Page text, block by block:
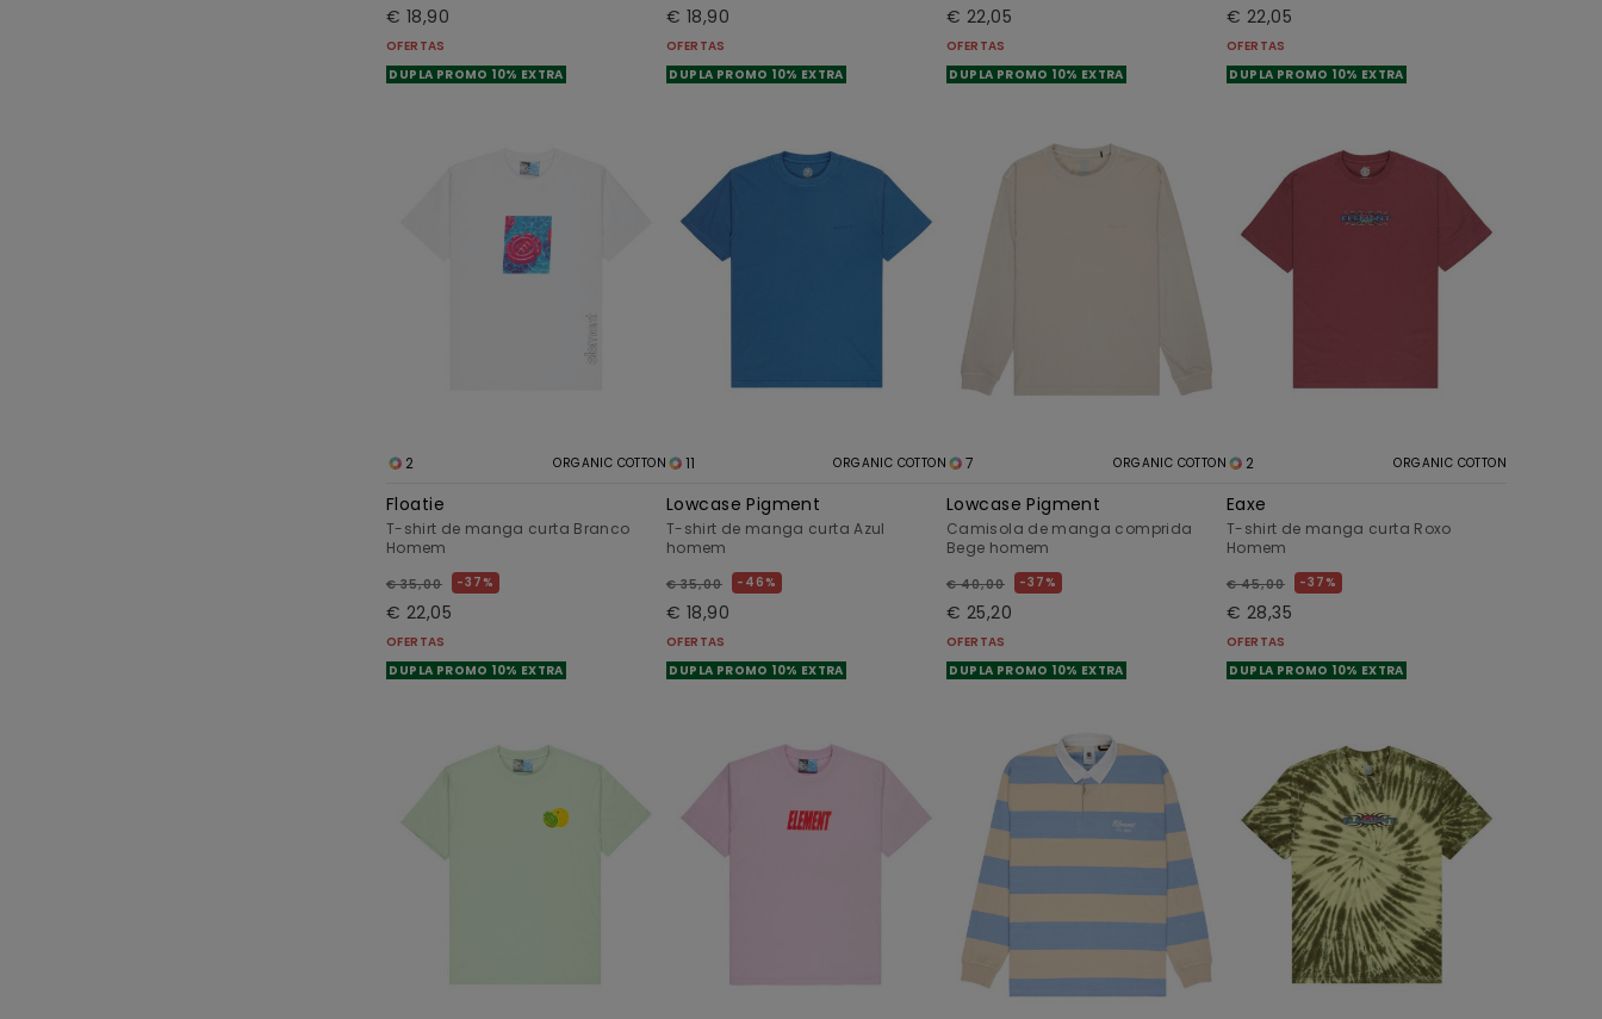
€ 18,90
OFERTAS
DUPLA PROMO 10% EXTRA
€ 18,90
OFERTAS
DUPLA PROMO 10% EXTRA
€ 22,05
OFERTAS
DUPLA PROMO 10% EXTRA
€ 22,05
OFERTAS
DUPLA PROMO 10% EXTRA
2 ORGANIC COTTON
Floatie
T-shirt de manga curta Branco
Homem
€ 35,00 37%
€ 22,05
OFERTAS
DUPLA PROMO 10% EXTRA
11 ORGANIC COTTON
Lowcase Pigment
T-shirt de manga curta Azul
homem
€ 35,00 46%
€ 18,90
OFERTAS
DUPLA PROMO 10% EXTRA
7 ORGANIC COTTON
Lowcase Pigment
Camisola de manga comprida
Bege homem
€ 40,00 37%
€ 25,20
OFERTAS
DUPLA PROMO 10% EXTRA
2 ORGANIC COTTON
Eaxe
T-shirt de manga curta Roxo
Homem
€ 45,00 37%
€ 28,35
OFERTAS
DUPLA PROMO 10% EXTRA